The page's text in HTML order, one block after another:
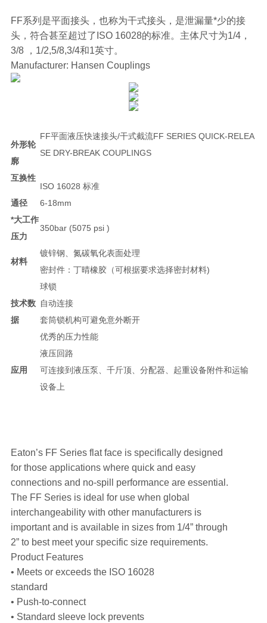
FF系列是平面接头，也称为干式接头，是泄漏量*少的接
头，符合甚至超过了ISO 16028的标准。主体尺寸为1/4，
3/8 ，1/2,5/8,3/4和1英寸。
Manufacturer: Hansen Couplings
外形轮
廓
互换性
FF平面液压快速接头/干式截流FF SERIES QUICK-RELEA
SE DRY-BREAK COUPLINGS
ISO 16028 标准
通径
6-18mm
*大工作
压力
350bar (5075 psi )
材料
镀锌钢、氮碳氧化表面处理
密封件：丁晴橡胶（可根据要求选择密封材料)
技术数
据
球锁
自动连接
套筒锁机构可避免意外断开
优秀的压力性能
应用
液压回路
可连接到液压泵、千斤顶、分配器、起重设备附件和运输
设备上
Eaton’s FF Series flat face is specifically designed
for those applications where quick and easy
connections and no-spill performance are essential.
The FF Series is ideal for use when global
interchangeability with other manufacturers is
important and is available in sizes from 1/4” through
2” to best meet your specific size requirements.
Product Features
• Meets or exceeds the ISO 16028
standard
• Push-to-connect
• Standard sleeve lock prevents